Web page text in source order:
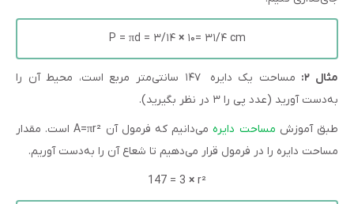
P = πd = ۳/۱۴ ×۱۰= ۳۱/۴ cm
مثال ۲:
مساحت یک دایره ۱۴۷ سانتی‌متر مربع است، محیط آن را
به‌دست آورید (عدد پی را ۳ در نظر بگیرید).
طبق آموزش مساحت دایره
می‌دانیم که فرمول آن A=πr² است. مقدار
مساحت دایره را در فرمول قرار می‌دهیم تا شعاع آن را به‌دست آوریم.
147 = 3 × r²